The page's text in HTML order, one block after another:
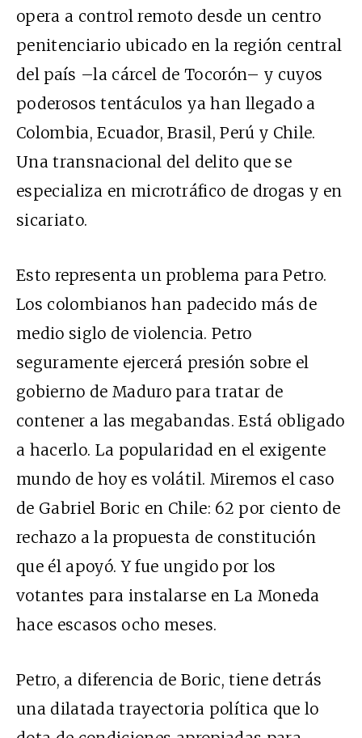
opera a control remoto desde un centro
penitenciario ubicado en la región central
del país –la cárcel de Tocorón– y cuyos
poderosos tentáculos ya han llegado a
Colombia, Ecuador, Brasil, Perú y Chile.
Una transnacional del delito que se
especializa en microtráfico de drogas y en
sicariato.
Esto representa un problema para Petro.
Los colombianos han padecido más de
medio siglo de violencia. Petro
seguramente ejercerá presión sobre el
gobierno de Maduro para tratar de
contener a las megabandas. Está obligado
a hacerlo. La popularidad en el exigente
mundo de hoy es volátil. Miremos el caso
de Gabriel Boric en Chile: 62 por ciento de
rechazo a la propuesta de constitución
que él apoyó. Y fue ungido por los
votantes para instalarse en La Moneda
hace escasos ocho meses.
Petro, a diferencia de Boric, tiene detrás
una dilatada trayectoria política que lo